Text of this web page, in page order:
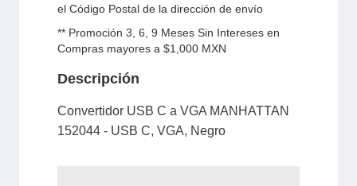
el Código Postal de la dirección de envío
** Promoción 3, 6, 9 Meses Sin Intereses en
Compras mayores a $1,000 MXN
Descripción
Convertidor USB C a VGA MANHATTAN
152044 - USB C, VGA, Negro